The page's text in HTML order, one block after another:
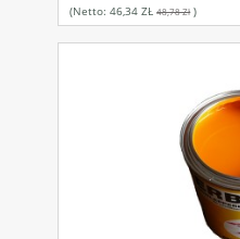
(netto:46,34 ZŁ 48,78 Zł)